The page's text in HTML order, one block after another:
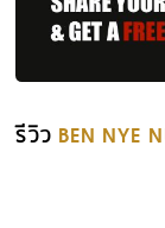
รีวิว BEN NYE